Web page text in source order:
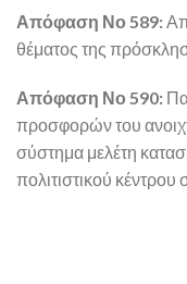
Απόφαση Νο 589:
θέματος της
Απόφαση Νο 590:
προσφορών του
σύστημα μελέτη
πολιτιστικού